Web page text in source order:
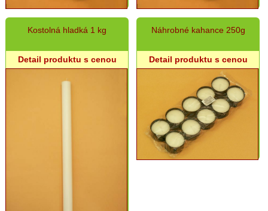
Kostolná hladká 1 kg
Detail produktu s cenou
Náhrobné kahance 250g
Detail produktu s cenou